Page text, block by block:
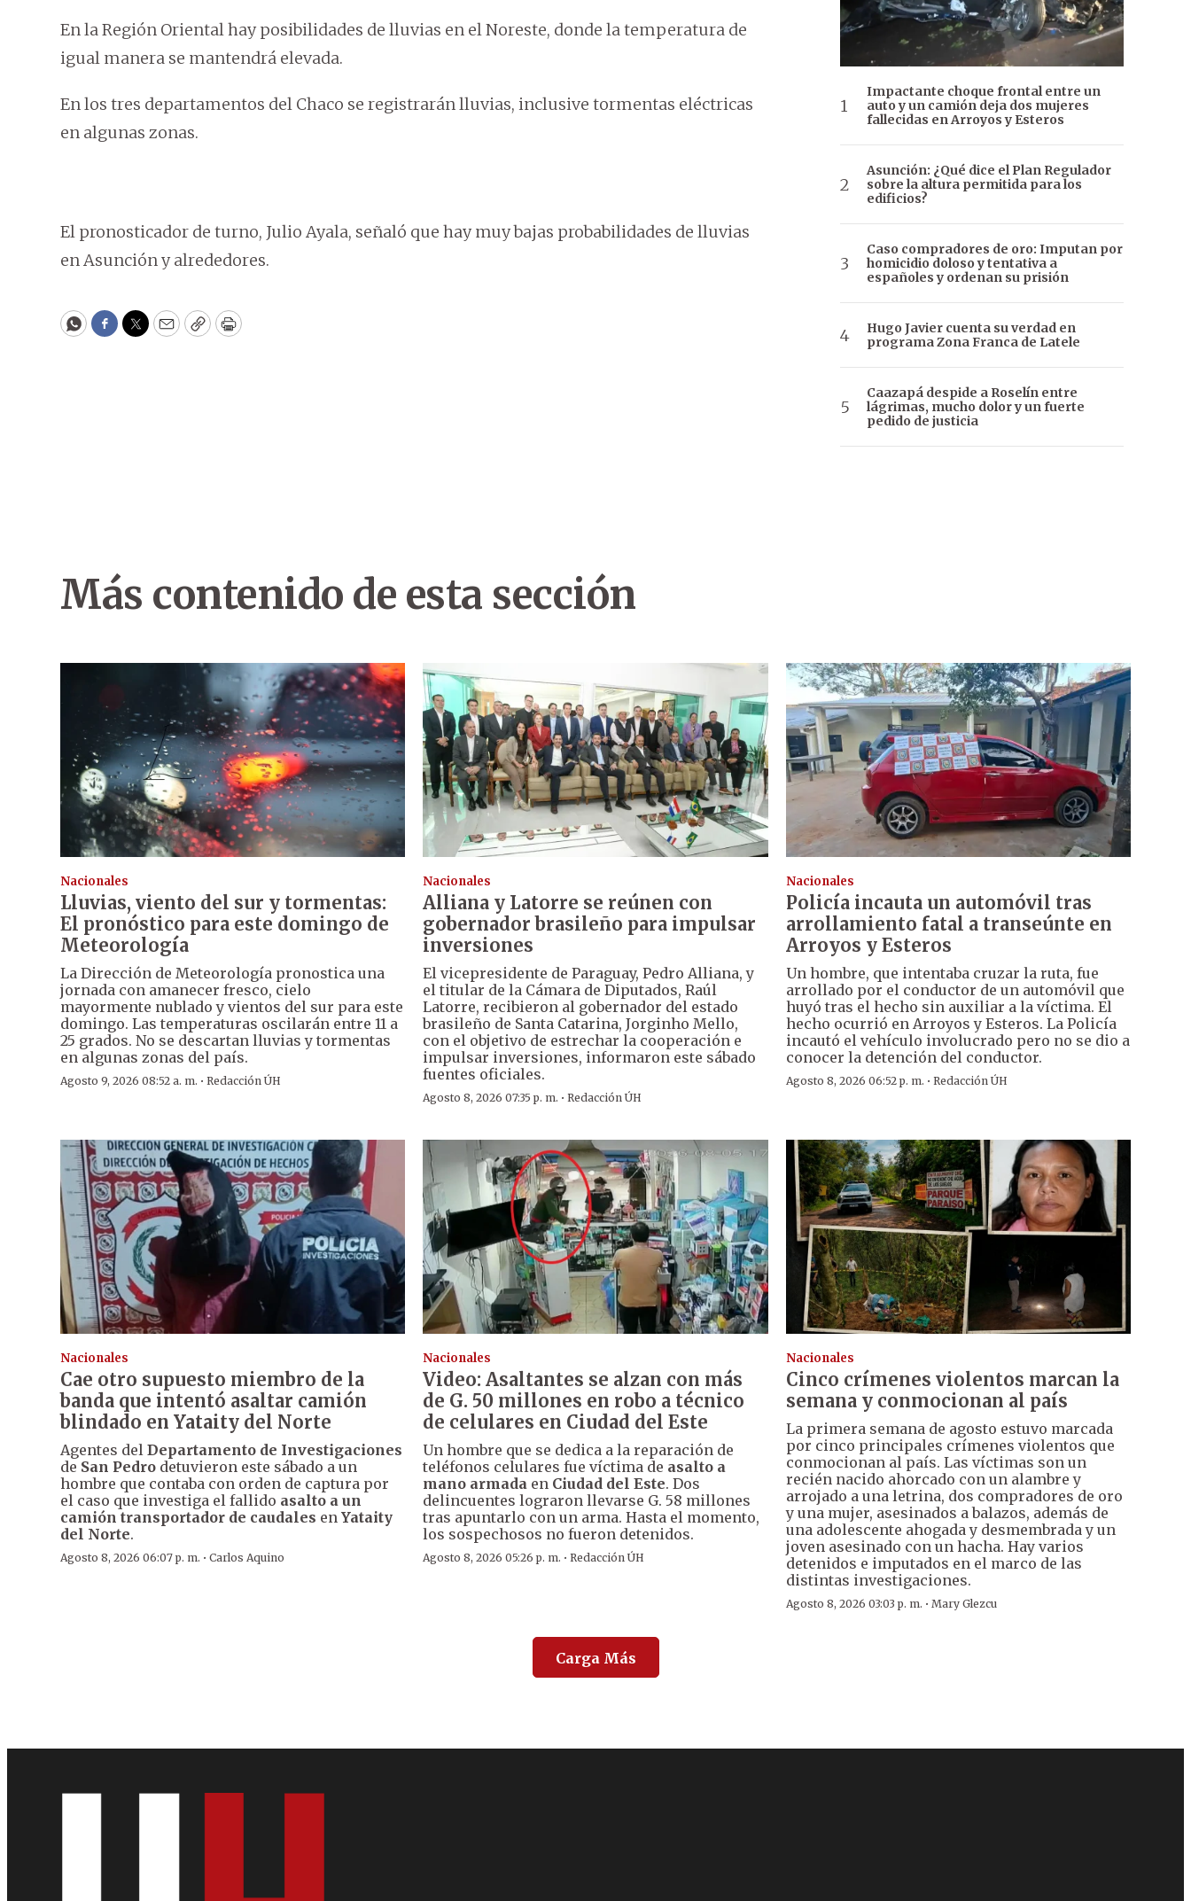
En la Región Oriental hay posibilidades de lluvias en el Noreste, donde la temperatura de
igual manera se mantendrá elevada.
En los tres departamentos del Chaco se registrarán lluvias, inclusive tormentas eléctricas
en algunas zonas.
El pronosticador de turno, Julio Ayala, señaló que hay muy bajas probabilidades de lluvias
en Asunción y alrededores.
WhatsApp
Facebook
Twitter
EmailCopyPrint
Impactante choque frontal entre un
auto y un camión deja dos mujeres
fallecidas en Arroyos y Esteros
Asunción: ¿Qué dice el Plan Regulador
sobre la altura permitida para los
edificios?
Caso compradores de oro: Imputan por
homicidio doloso y tentativa a
españoles y ordenan su prisión
Hugo Javier cuenta su verdad en
programa Zona Franca de Latele
Caazapá despide a Roselín entre
lágrimas, mucho dolor y un fuerte
pedido de justicia
Más contenido de esta sección
Nacionales
Lluvias, viento del sur y tormentas:
El pronóstico para este domingo de
Meteorología
La Dirección de Meteorología pronostica una
jornada con amanecer fresco, cielo
mayormente nublado y vientos del sur para este
domingo. Las temperaturas oscilarán entre 11 a
25 grados. No se descartan lluvias y tormentas
en algunas zonas del país.
Agosto 9, 2026 08:52 a. m. · Redacción ÚH
Nacionales
Alliana y Latorre se reúnen con
gobernador brasileño para impulsar
inversiones
El vicepresidente de Paraguay, Pedro Alliana, y
el titular de la Cámara de Diputados, Raúl
Latorre, recibieron al gobernador del estado
brasileño de Santa Catarina, Jorginho Mello,
con el objetivo de estrechar la cooperación e
impulsar inversiones, informaron este sábado
fuentes oficiales.
Agosto 8, 2026 07:35 p. m. ·Redacción ÚH
Nacionales
Policía incauta un automóvil tras
arrollamiento fatal a transeúnte en
Arroyos y Esteros
Un hombre, que intentaba cruzar la ruta, fue
arrollado por el conductor de un automóvil que
huyó tras el hecho sin auxiliar a la víctima. El
hecho ocurrió en Arroyos y Esteros. La Policía
incautó el vehículo involucrado pero no se dio a
conocer la detención del conductor.
Agosto 8, 2026 06:52 p. m. · Redacción ÚH
Nacionales
Cae otro supuesto miembro de la
banda que intentó asaltar camión
blindado en Yataity del Norte
Agentes del Departamento de Investigaciones
de San Pedro detuvieron este sábado a un
hombre que contaba con orden de captura por
el caso que investiga el fallido asalto a un
camión transportador de caudales en Yataity
del Norte.
Agosto 8, 2026 06:07 p. m. · Carlos Aquino
Nacionales
Video: Asaltantes se alzan con más
de G. 50 millones en robo a técnico
de celulares en Ciudad del Este
Un hombre que se dedica a la reparación de
teléfonos celulares fue víctima de asalto a
mano armada en Ciudad del Este. Dos
delincuentes lograron llevarse G. 58 millones
tras apuntarlo con un arma. Hasta el momento,
los sospechosos no fueron detenidos.
Agosto 8, 2026 05:26 p. m. ·Redacción ÚH
Nacionales
Cinco crímenes violentos marcan la
semana y conmocionan al país
La primera semana de agosto estuvo marcada
por cinco principales crímenes violentos que
conmocionan al país. Las víctimas son un
recién nacido ahorcado con un alambre y
arrojado a una letrina, dos compradores de oro
y una mujer, asesinados a balazos, además de
una adolescente ahogada y desmembrada y un
joven asesinado con un hacha. Hay varios
detenidos e imputados en el marco de las
distintas investigaciones.
Agosto 8, 2026 03:03 p. m. · Mary Glezcu
Carga Más